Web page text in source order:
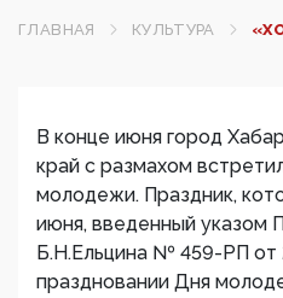
ГЛАВНАЯ КУЛЬТУРА
В конце июня город
край с размахом
молодежи. Праздник,
июня, введенный указом
Б.Н.Ельцина № 459-РП от
праздновании Дня